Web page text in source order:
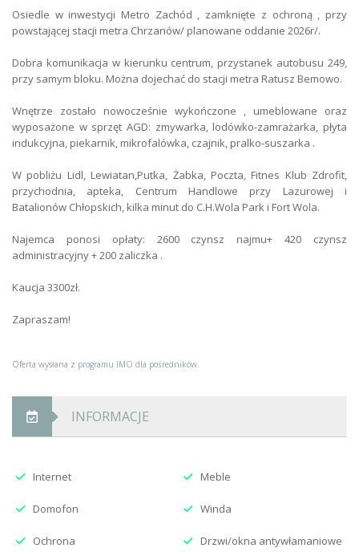
Liczba sypialni
Głośność
Łazienka z wc
Podłoga panele
Łącze internetowe światłowód
Typ balkonu duży
Parking garaż podziemny
Osiedle w inwestycji Metro Zachód , zamknięte z ochroną , przy
powstającej stacji metra Chrzanów/ planowane oddanie 2026r/.
Dobra komunikacja w kierunku centrum, przystanek autobusu 249,
przy samym bloku. Można dojechać do stacji metra Ratusz Bemowo.
Wnętrze zostało nowocześnie wykończone , umeblowane oraz
wyposażone w sprzęt AGD: zmywarka, lodówko-zamrażarka, płyta
indukcyjna, piekarnik, mikrofalówka, czajnik, pralko-suszarka .
W pobliżu Lidl, Lewiatan,Putka, Żabka, Poczta, Fitnes Klub Zdrofit,
przychodnia, apteka, Centrum Handlowe przy Lazurowej i
Batalionów Chłopskich, kilka minut do C.H.Wola Park i Fort Wola.
Najemca ponosi opłaty: 2600 czynsz najmu+ 420 czynsz
administracyjny + 200 zaliczka .
Kaucja 3300zł.
Zapraszam!
Oferta wysłana z programu IMO dla pośredników
INFORMACJE
Internet Meble
Domofon Winda
Ochrona Drzwi/okna antywłamaniowe